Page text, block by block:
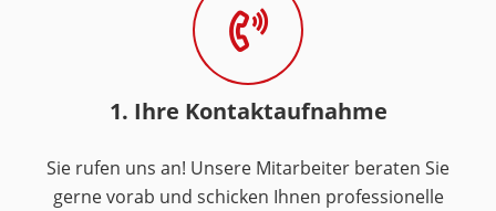
1. Ihre Kontaktaufnahme
Sie rufen uns an! Unsere Mitarbeiter beraten Sie
gerne vorab und schicken Ihnen professionelle